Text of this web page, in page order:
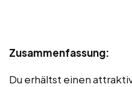
Zusammenfassung:
Du erhältst einen